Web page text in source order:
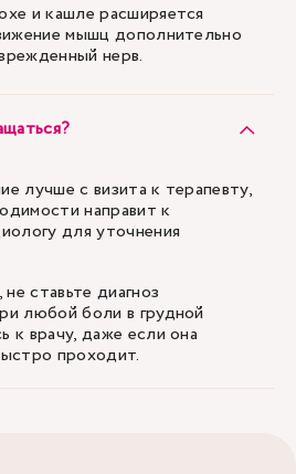
и кашле расширяется
мышц дополнительно
нерв.
лучше с визита к терапевту,
направит к
для уточнения
ставьте диагноз
любой боли в грудной
к врачу, даже если она
проходит.